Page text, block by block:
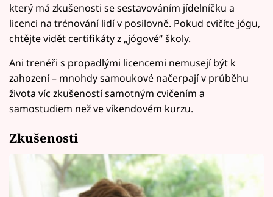
který má zkušenosti se sestavováním jídelníčku a
licenci na trénování lidí v posilovně. Pokud cvičíte jógu,
chtějte vidět certifikáty z „jógové“ školy.
Ani trenéři s propadlými licencemi nemusejí být k
zahození – mnohdy samoukové načerpají v průběhu
života víc zkušeností samotným cvičením a
samostudiem než ve víkendovém kurzu.
Zkušenosti